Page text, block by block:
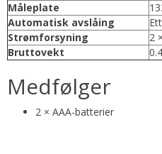
Måleplate
Automatisk avslåing
Strømforsyning
2
Bruttovekt
Medfølger
2 × AAA-batterier